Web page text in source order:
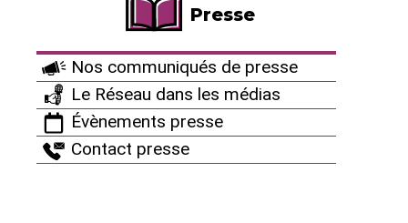
Presse
Nos communiqués de presse
Le Réseau dans les médias
Évènements presse
Contact presse
l’élimination de l’iode radioactif et de limiter le
dégagement d’hydrogène, un gaz hautement
explosif.
Ce circuit d’aspersion de l’enceinte avec de la soude
doit être toujours fonctionnel, et ne doit pas rester
plus de 24h en panne. Sauf que la panne - générée
par une erreur lors d’une intervention sur une vanne